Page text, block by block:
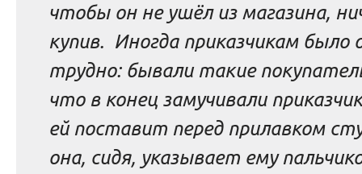
чтобы он не ушёл из магазина,
купив. Иногда приказчикам было
трудно: бывали такие
что в конец замучивали
ей поставит перед прилавком
она, сидя, указывает ему